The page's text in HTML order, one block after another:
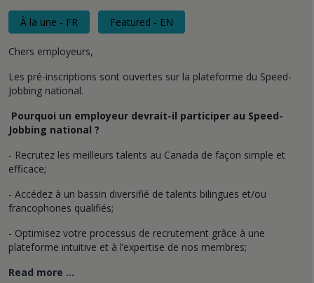
À la une - FR Featured - EN
Chers employeurs,
Les pré-inscriptions sont ouvertes sur la plateforme du Speed-
Jobbing national.
Pourquoi un employeur devrait-il participer au Speed-
Jobbing national ?
- Recrutez les meilleurs talents au Canada de façon simple et
efficace;
- Accédez à un bassin diversifié de talents bilingues et/ou
francophones qualifiés;
- Optimisez votre processus de recrutement grâce à une
plateforme intuitive et à l’expertise de nos membres;
Read more …